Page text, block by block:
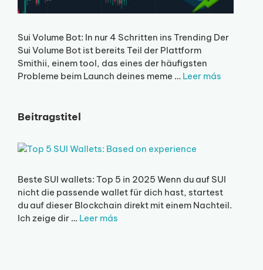
Sui Volume Bot: In nur 4 Schritten ins Trending Der
Sui Volume Bot ist bereits Teil der Plattform
Smithii, einem tool, das eines der häufigsten
Probleme beim Launch deines meme … Leer más
Beitragstitel
Beste SUI wallets: Top 5 in 2025 Wenn du auf SUI
nicht die passende wallet für dich hast, startest
du auf dieser Blockchain direkt mit einem Nachteil.
Ich zeige dir … Leer más